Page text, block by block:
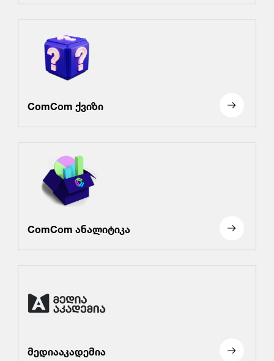
ComCom ქვიზი
ComCom ანალიტიკა
მედიააკადემია